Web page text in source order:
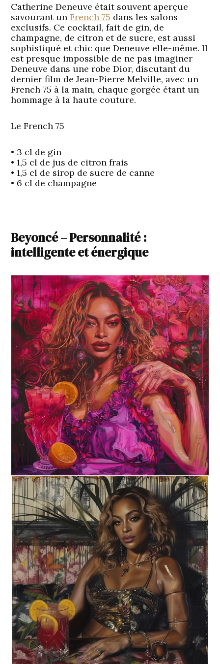
Catherine Deneuve était souvent aperçue
savourant unFrench 75 dans les salons
exclusifs. Ce cocktail, fait de gin, de
champagne, de citron et de sucre, est aussi
sophistiqué et chic que Deneuve elle-même. Il
est presque impossible de ne pas imaginer
Deneuve dans une robe Dior, discutant du
dernier film de Jean-Pierre Melville, avec un
French 75 à la main, chaque gorgée étant un
hommage à la haute couture.
Le French 75
• 3 cl de gin
• 1,5 cl de jus de citron frais
• 1,5 cl de sirop de sucre de canne
• 6 cl de champagne
Beyoncé – Personnalité :
intelligente et énergique